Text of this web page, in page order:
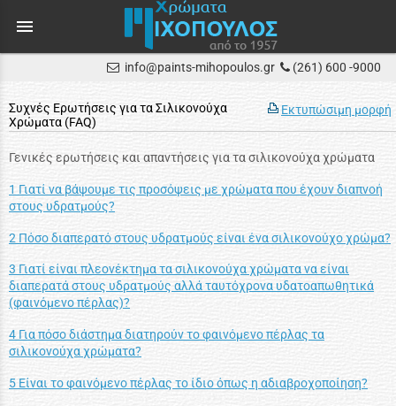
menu
info@paints-mihopoulos.gr (261) 600 -9000
Εκτυπώσιμη μορφή
Συχνές Ερωτήσεις για τα Σιλικονούχα
Χρώματα (FAQ)
Γενικές ερωτήσεις και απαντήσεις για τα σιλικονούχα χρώματα
1 Γιατί να βάψουμε τις προσόψεις με χρώματα που έχουν διαπνοή
στους υδρατμούς?
2 Πόσο διαπερατό στους υδρατμούς είναι ένα σιλικονούχο χρώμα?
3 Γιατί είναι πλεονέκτημα τα σιλικονούχα χρώματα να είναι
διαπερατά στους υδρατμούς αλλά ταυτόχρονα υδατοαπωθητικά
(φαινόμενο πέρλας)?
4 Για πόσο διάστημα διατηρούν το φαινόμενο πέρλας τα
σιλικονούχα χρώματα?
5 Είναι το φαινόμενο πέρλας το ίδιο όπως η αδιαβροχοποίηση?